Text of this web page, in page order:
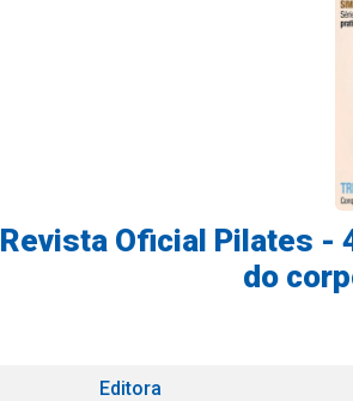
Revista Oficial Pilates -
do
Editora